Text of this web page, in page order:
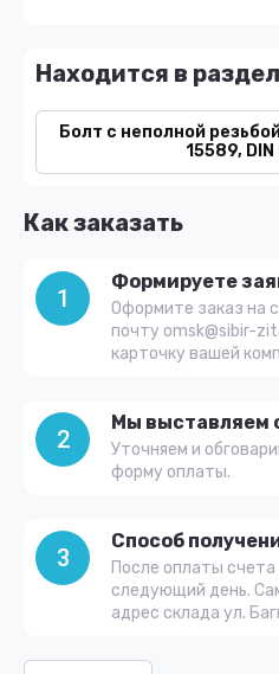
Находится в
Болт с неполной
15589, DIN
Как заказать
1
Формируете
Оформите заказ на
почту omsk@sibir-
карточку вашей
2
Мы выставляем
Уточняем и
форму оплаты.
3
Способ
После оплаты
следующий день.
адрес склада ул.